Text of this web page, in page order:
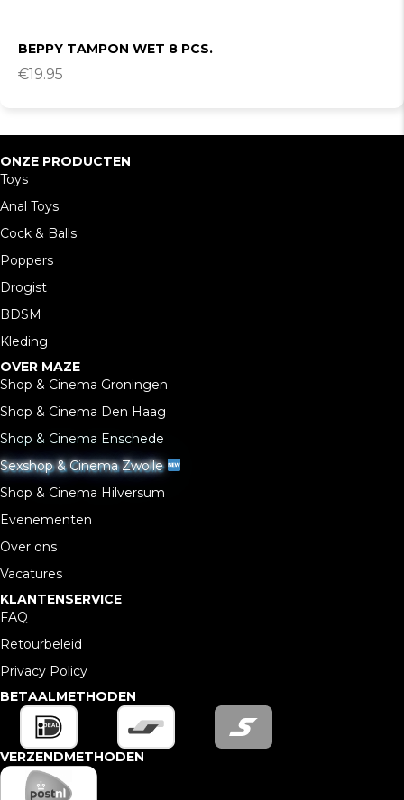
BEPPY TAMPON WET 8 PCS.
€19.95
ONZE PRODUCTEN
Toys
Anal Toys
Cock & Balls
Poppers
Drogist
BDSM
Kleding
OVER MAZE
Shop & Cinema Groningen
Shop & Cinema Den Haag
Shop & Cinema Enschede
Sexshop & Cinema Zwolle
Shop & Cinema Hilversum
Evenementen
Over ons
Vacatures
KLANTENSERVICE
FAQ
Retourbeleid
Privacy Policy
BETAALMETHODEN
VERZENDMETHODEN